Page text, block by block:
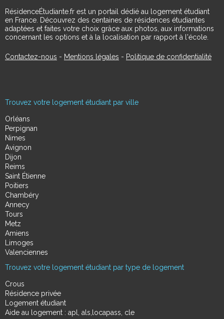
RésidenceÉtudiante.fr est un portail dédié au logement étudiant
en France. Découvrez des centaines de résidences étudiantes
adaptées et faites votre choix grâce aux photos, aux informations
concernant les options et à la localisation par rapport à l'école.
Contactez-nous - Mentions légales - Politique de confidentialité
Trouvez votre logement étudiant par ville
Orléans
Perpignan
Nimes
Avignon
Dijon
Reims
Saint Étienne
Poitiers
Chambéry
Annecy
Tours
Metz
Amiens
Limoges
Valenciennes
Trouvez votre logement étudiant par type de logement
Crous
Résidence privée
Logement étudiant
Aide au logement : apl, als,locapass, cle